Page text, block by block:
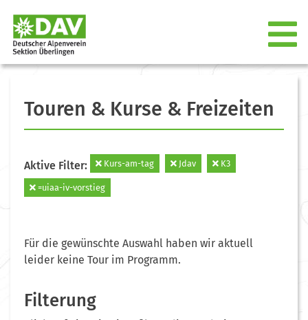
Touren & Kurse & Freizeiten
Aktive Filter: Kurs-am-tag Jdav K3
=uiaa-iv-vorstieg
Für die gewünschte Auswahl haben wir aktuell
leider keine Tour im Programm.
Filterung